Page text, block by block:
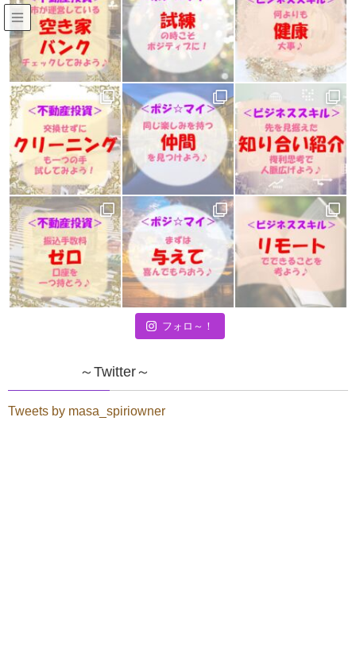
フォロ～！
～Twitter～
Tweets by masa_spiriowner
築古不動産投資ブログ
HOME 築古不動産投資ブログ
【ビジネススキル】ワンポイント♪
├会話力
├会話力
2021年7月26日
├会話力
思考で人脈広げよう♪
みなさ～ん！おはようございま～す☆ 築古不動産
ポジマイ大家 仁智（まさとし）です！ 今日のワン
ら！↓↓↓ 先を見据えた「知り合い紹介」複利思考
で人脈広げよう♪ 不動産投資をや […]